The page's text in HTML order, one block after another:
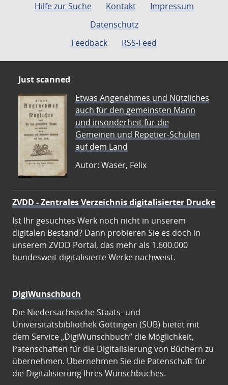
Hilfe zur Suche Kontakt
Impressum
Datenschutz
Feedback
RSS-Feed
Just scanned
Etwas Angenehmes und Nützliches
auch für den gemeinsten Mann
und insonderheit für die
Gemeinen und Repetier-Schulen
auf dem Land
Autor: Waser, Felix
ZVDD - Zentrales Verzeichnis digitalisierter Drucke
Ist Ihr gesuchtes Werk noch nicht in unserem
digitalen Bestand? Dann probieren Sie es doch in
unserem ZVDD Portal, das mehr als 1.600.000
bundesweit digitalisierte Werke nachweist.
DigiWunschbuch
Die Niedersächsische Staats- und
Universitätsbibliothek Göttingen (SUB) bietet mit
dem Service „DigiWunschbuch” die Möglichkeit,
Patenschaften für die Digitalisierung von Büchern zu
übernehmen. Übernehmen Sie die Patenschaft für
die Digitalisierung Ihres Wunschbuches.